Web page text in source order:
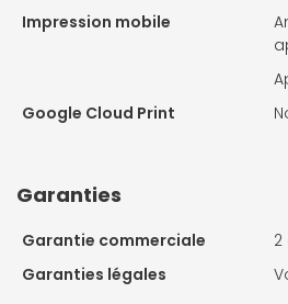
Impression mobile
Google Cloud Print
Garanties
Garantie commerciale
Garanties légales